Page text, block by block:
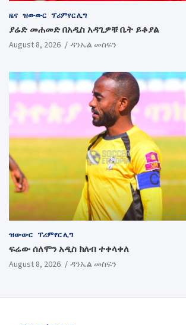
ዜና ዝውውር ፕሪምየር ሊግ
ያሬድ መሐመድ በአዲስ አዳጊዎቹ ቤት ይቆያል
August 8, 2026 ዳንኤል መስፍን
ዝውውር ፕሪምየር ሊግ
ፍሬው ሰለሞን አዲስ ክለብ ተቀላቀለ
August 8, 2026 ዳንኤል መስፍን